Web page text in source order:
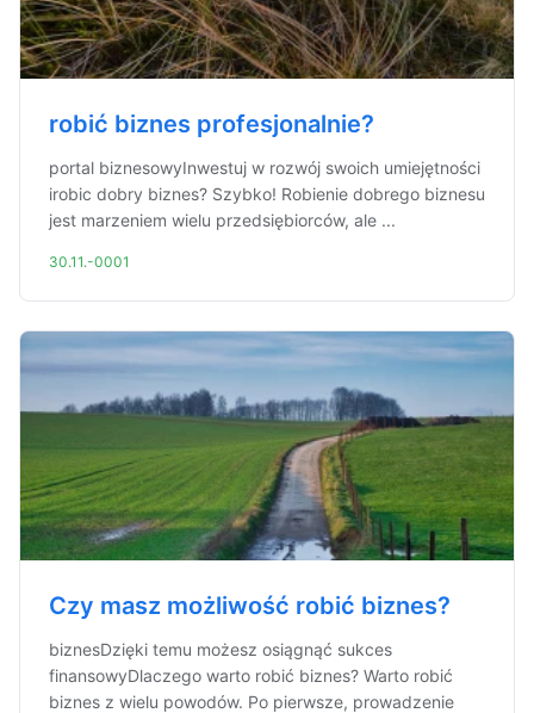
robić biznes profesjonalnie?
portal biznesowyInwestuj w rozwój swoich umiejętności
irobic dobry biznes? Szybko! Robienie dobrego biznesu
jest marzeniem wielu przedsiębiorców, ale ...
30.11.-0001
Czy masz możliwość robić biznes?
biznesDzięki temu możesz osiągnąć sukces
finansowyDlaczego warto robić biznes? Warto robić
biznes z wielu powodów. Po pierwsze, prowadzenie